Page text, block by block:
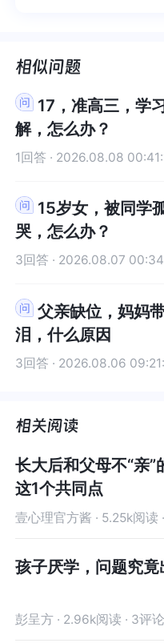
激励他们的兴趣的。建
好，这样有机会帮助
现在孩子的一个变化
中有提到过，您可以关
一同制定机会和目标
样的习惯，最怕家长
自己的话不负责的时
孩子失望那想要在改
字在孩子的眼里是很重
人事去量身制定科学
考
激励他们的兴趣的。建
好，这样有机会帮助
现在孩子的一个变化
中有提到过，您可以关
一同制定机会和目标
样的习惯，最怕家长
自己的话不负责的时
孩子失望那想要在改
字在孩子的眼里是很重
人事去量身制定科学
考
的事情。我是答疑馆
情。我是答疑馆小耳朵
这里，让我真切的感
让我真切的感受到了
17，准高三，学习焦虑压力大，家人不理
解，怎么办？
1回答 · 2026.08.08
15岁女，被同学孤立，想得多，动不动就
哭，怎么办？
3回答 · 2026.08.07
父亲缺位，妈妈带9岁女孩，她容易委屈落
泪，什么原因
3回答 · 2026.08.06
长大后和父母不“亲
这1个共同点
壹心理官方酱 · 5.25k阅读
孩子厌学，问题究竟
彭呈方 · 2.96k阅读 · 3评